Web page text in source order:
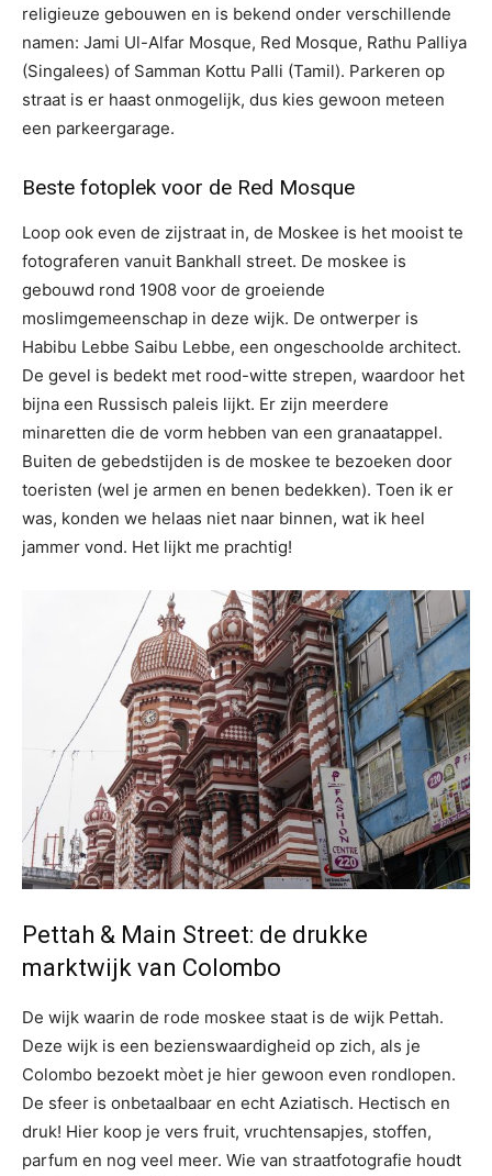
religieuze gebouwen en is bekend onder verschillende
namen: Jami Ul-Alfar Mosque, Red Mosque, Rathu Palliya
(Singalees) of Samman Kottu Palli (Tamil). Parkeren op
straat is er haast onmogelijk, dus kies gewoon meteen
een parkeergarage.
Beste fotoplek voor de Red Mosque
Loop ook even de zijstraat in, de Moskee is het mooist te
fotograferen vanuit Bankhall street. De moskee is
gebouwd rond 1908 voor de groeiende
moslimgemeenschap in deze wijk. De ontwerper is
Habibu Lebbe Saibu Lebbe, een ongeschoolde architect.
De gevel is bedekt met rood-witte strepen, waardoor het
bijna een Russisch paleis lijkt. Er zijn meerdere
minaretten die de vorm hebben van een granaatappel.
Buiten de gebedstijden is de moskee te bezoeken door
toeristen (wel je armen en benen bedekken). Toen ik er
was, konden we helaas niet naar binnen, wat ik heel
jammer vond. Het lijkt me prachtig!
Pettah & Main Street: de drukke
marktwijk van Colombo
De wijk waarin de rode moskee staat is de wijk Pettah.
Deze wijk is een bezienswaardigheid op zich, als je
Colombo bezoekt mòet je hier gewoon even rondlopen.
De sfeer is onbetaalbaar en echt Aziatisch. Hectisch en
druk! Hier koop je vers fruit, vruchtensapjes, stoffen,
parfum en nog veel meer. Wie van straatfotografie houdt